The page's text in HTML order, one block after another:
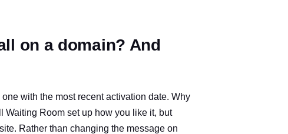
on a domain? And
with the most recent activation date. Why
Waiting Room set up how you like it, but
Rather than changing the message on